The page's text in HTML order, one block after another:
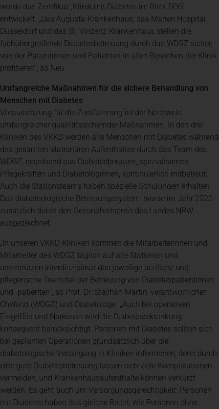
wurde das Zertifikat „Klinik mit Diabetes im Blick DDG“
entwickelt. „Das Augusta-Krankenhaus, das Marien Hospital
Düsseldorf und das St. Vinzenz-Krankenhaus stellen die
fachübergreifende Diabetesbetreuung durch das WDGZ sicher,
von der Patientinnen und Patienten in allen Bereichen der Klinik
profitieren“, so Neu.
Umfangreiche Maßnahmen für die sichere Behandlung von
Menschen mit Diabetes
Voraussetzung für die Zertifizierung ist der Nachweis
umfangreicher qualitätssichernder Maßnahmen. In den drei
Kliniken des VKKD werden alle Menschen mit Diabetes während
des gesamten stationären Aufenthaltes durch das Team des
WDGZ, bestehend aus Diabetesberatern, spezialisierten
Pflegekräften und Diabetologinnen, kontinuierlich mitbetreut.
Auch die Stationsteams haben spezielle Schulungen erhalten.
Das diabeteologische Betreuungssystem wurde im Jahr 2020
zusätzlich durch den Gesundheitspreis des Landes NRW
ausgezeichnet.
„In unseren VKKD-Kliniken kommen die Mitarbeiterinnen und
Mitarbeiter des WDGZ täglich auf alle Stationen und
unterstützen interdisziplinär das jeweilige ärztliche und
pflegerische Team bei der Betreuung von Diabetespatientinnen
und -patienten“, so Prof. Dr. Stephan Martin, verantwortlicher
Chefarzt (WDGZ) und Diabetologe. „Auch bei operativen
Eingriffen und Narkosen wird die Diabeteserkrankung
konsequent berücksichtigt. Personen mit Diabetes sollten sich
bei geplanten Operationen grundsätzlich über die
diabetologische Versorgung in Kliniken informieren, denn durch
eine gute Diabetesbetreuung lassen sich viele Komplikationen
vermeiden, und Krankenhausaufenthalte können verkürzt
werden. Es geht auch um Versorgungsgerechtigkeit: Personen
mit Diabetes haben das gleiche Recht, wie Personen ohne